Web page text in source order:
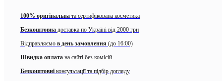
заспокоює шкіру
зволожує
зміцнює захисні функції шкіри
100% оригінальна та сертифікована косметика
Безкоштовна доставка по Україні від 2000 грн
Відправляємо в день замовлення (до 16:00)
Швидка оплата на сайті без комісій
Безкоштовні консультації та підбір догляду